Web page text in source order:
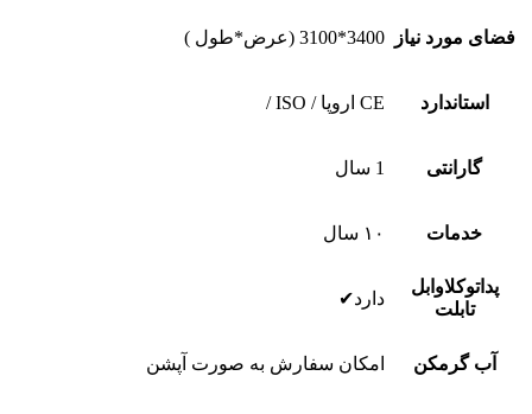
فضای مورد نیاز 3400*3100 (عرض*طول )
استاندارد CE اروپا / ISO /
گارانتی 1 سال
خدمات ١٠ سال
پداتوکلاوابل
تابلت
دارد✔
آب گرمکن امکان سفارش به صورت آپشن